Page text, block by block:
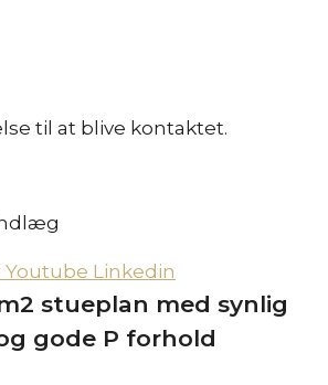
til at blive kontaktet.
Youtube Linkedin
m2 stueplan med synlig
gode P forhold